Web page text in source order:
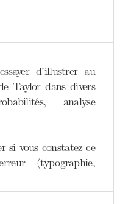
d'illustrer au
Taylor dans divers
analyse
si vous constatez ce
(typographie,